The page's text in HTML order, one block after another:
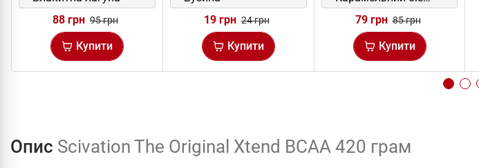
88 грн 95 грн
Купити
19 грн 24 грн
Купити
79 грн 85 грн
Купити
Опис Scivation The Original Xtend BCAA 420 грам